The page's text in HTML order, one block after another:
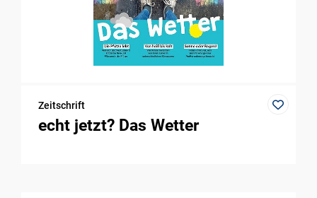
Zeitschrift
echt jetzt? Das Wetter